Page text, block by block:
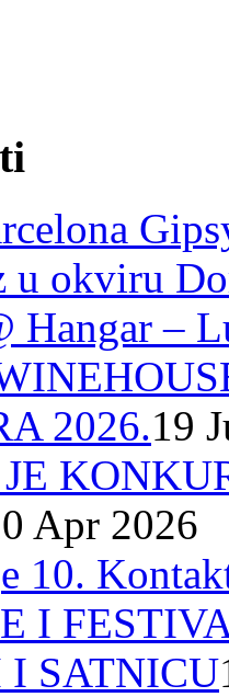
u okviru
Hangar –
2026.19
Apr 2026
10.
I
I SATNICU